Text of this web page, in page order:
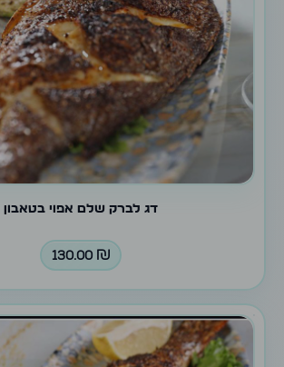
דג לברק שלם אפוי בטאבון
130.00 ₪